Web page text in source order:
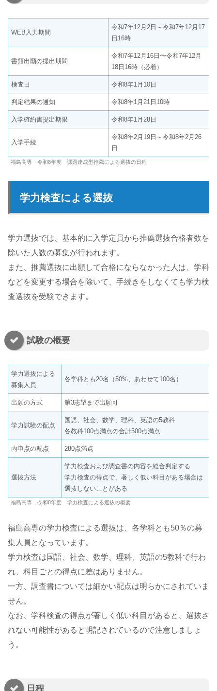
WEB入力期間
令和7年12月2日～令和7年12月17
日16時
書類出願の提出期間
令和7年12月16日〜令和7年12月
18日16時（必着）
検査日 令和8年1月10日
判定結果の通知 令和8年1月21日10時
入学確約書提出期限 令和8年1月28日
入学手続
令和8年2月19日～令和8年2月26
日
福島高専 令和8年度 課題達成型推薦による選抜の日程
学力検査による選抜
学力選抜では、基本的に入学定員から推薦選抜合格者数を
除いた人数の募集が行われます。
また、推薦選抜に出願して合格にならなかった人は、学科
などを変更する場合を除いて、手続きをしなくても学力検
査選抜を受験できます。
試験の概要
学力選抜による
募集人員
各学科とも20名（50%、あわせて100名）
出願の方式 第3志望まで出願可
学力試験の配点
国語、社会、数学、理科、英語の5教科
各教科100点満点の合計500点満点
内申点の配点 280点満点
選抜方法
学力検査および調査書の内容を総合判定する
学力検査の得点で、著しく低い科目がある場合は
選抜しないことがある
福島高専 令和8年度 学力検査による選抜の概要
福島高専の学力検査による選抜は、各学科とも50％の募
集人員となっています。
学力検査は国語、社会、数学、理科、英語の5教科で行わ
れ、科目ごとの得点に差はありません。
一方、調査書については細かい配点は明らかにされていま
せん。
なお、学科検査の得点が著しく低い科目があると、選抜さ
れない可能性があると明記されているので注意しましょ
う。
日程